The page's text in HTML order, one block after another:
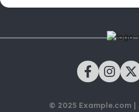
© 2025 Example.com